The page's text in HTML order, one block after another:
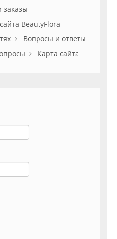
заказы
BeautyFlora
Вопросы и ответы
Карта сайта